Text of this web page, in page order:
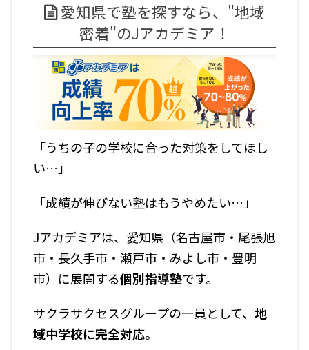
愛知県で塾を探すなら、"地域
密着"のJアカデミア！
「うちの子の学校に合った対策をしてほし
い…」
「成績が伸びない塾はもうやめたい…」
Jアカデミアは、愛知県（名古屋市・尾張旭
市・長久手市・瀬戸市・みよし市・豊明
市）に展開する個別指導塾です。
サクラサクセスグループの一員として、 地
域中学校に完全対応。